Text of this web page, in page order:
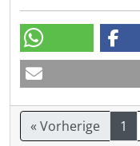
« Vorherige 1